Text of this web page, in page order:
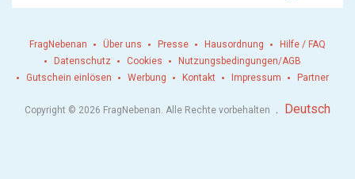
FragNebenan Über uns Presse Hausordnung
Hilfe / FAQ
Datenschutz
Cookies
Nutzungsbedingungen/AGB
Gutschein einlösen
Werbung Kontakt Impressum Partner
Copyright © 2026 FragNebenan. Alle Rechte vorbehalten . Deutsch